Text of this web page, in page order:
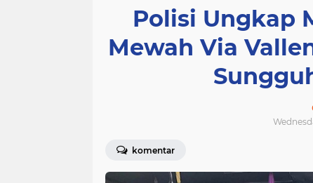
Polisi Ungkap
Mewah Via
komentar